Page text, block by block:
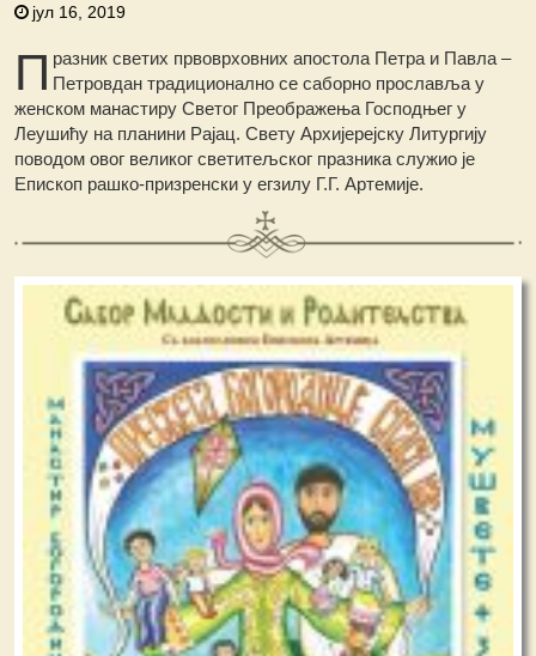
јул 16, 2019
П разник светих првоврховних апостола Петра и Павла –
Петровдан традиционално се саборно прославља у
женском манастиру Светог Преображења Господњег у
Леушићу на планини Рајац. Свету Архијерејску Литургију
поводом овог великог светитељског празника служио је
Епископ рашко-призренски у егзилу Г.Г. Артемије.